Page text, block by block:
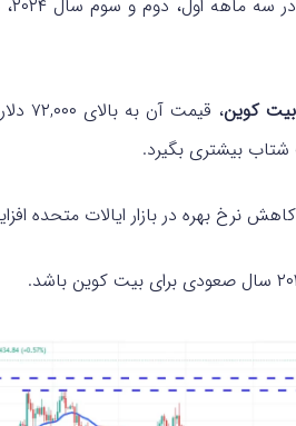
با
کوین
بیشتری بگیرد.
نرخ بهره در بازار ایالات متحده